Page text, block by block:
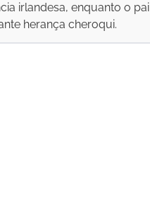
irlandesa, enquanto o pai
herança cheroqui.